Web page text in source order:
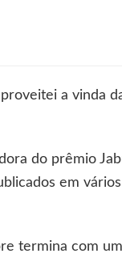
a vinda
do prêmio
em vários
termina com